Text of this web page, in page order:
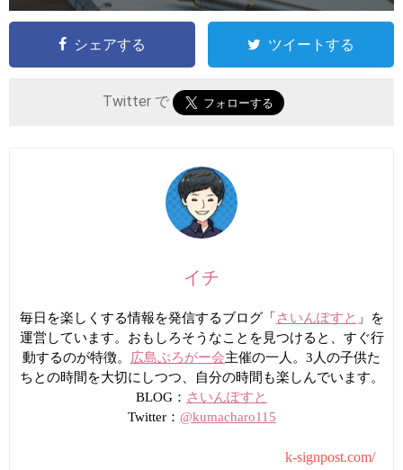
シェアする ツイートする
Twitter で
イチ
毎日を楽しくする情報を発信するブログ「 さいんぽすと 」を
運営しています。おもしろそうなことを見つけると、すぐ行
動するのが特徴。 広島ぶろがー会主催の一人。3人の子供た
ちとの時間を大切にしつつ、自分の時間も楽しんでいます。
BLOG： さいんぽすと
Twitter： @kumacharo115
k-signpost.com/